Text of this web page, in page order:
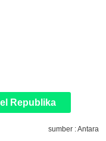
Republika
sumber : Antara